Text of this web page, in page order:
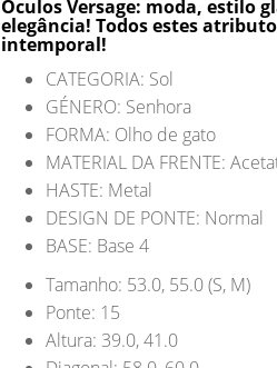
Óculos Versage: moda, estilo
elegância! Todos estes
intemporal!
CATEGORIA: Sol
GÉNERO: Senhora
FORMA: Olho de gato
MATERIAL DA FRENTE:
HASTE: Metal
DESIGN DE PONTE: Normal
BASE: Base 4
Tamanho: 53.0, 55.0 (S, M)
Ponte: 15
Altura: 39.0, 41.0